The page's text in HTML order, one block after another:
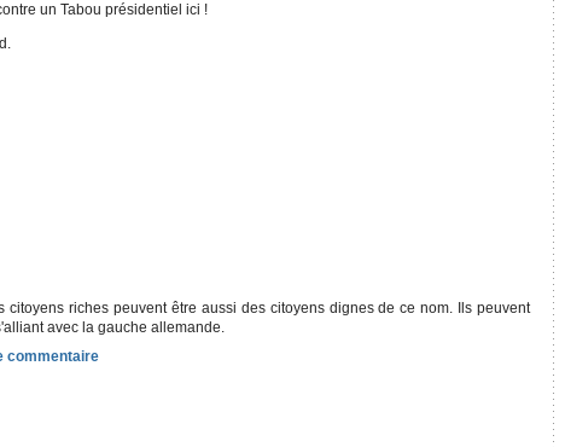
un Tabou présidentiel ici !
citoyens riches peuvent être aussi des citoyens dignes de ce nom. Ils peuvent
avec la gauche allemande.